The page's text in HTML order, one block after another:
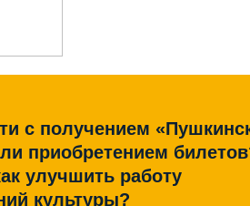
с получением
приобретением
улучшить работу
культуры?